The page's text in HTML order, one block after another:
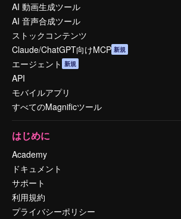
AI 動画生成ツール
AI 音声合成ツール
ストックコンテンツ
Claude/ChatGPT向けMCP 新規
エージェント 新規
API
モバイルアプリ
すべてのMagnificツール
はじめに
Academy
ドキュメント
サポート
利用規約
プライバシーポリシー